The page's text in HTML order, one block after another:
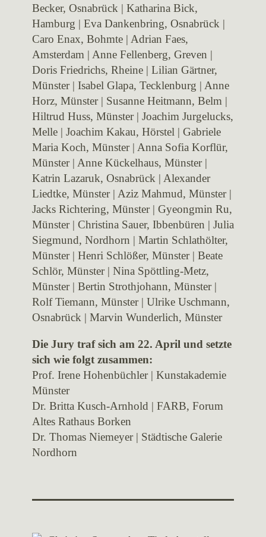
Becker, Osnabrück | Katharina Bick,
Hamburg | Eva Dankenbring, Osnabrück |
Caro Enax, Bohmte | Adrian Faes,
Amsterdam | Anne Fellenberg, Greven |
Doris Friedrichs, Rheine | Lilian Gärtner,
Münster | Isabel Glapa, Tecklenburg | Anne
Horz, Münster | Susanne Heitmann, Belm |
Hiltrud Huss, Münster | Joachim Jurgelucks,
Melle | Joachim Kakau, Hörstel | Gabriele
Maria Koch, Münster | Anna Sofia Korflür,
Münster | Anne Kückelhaus, Münster |
Katrin Lazaruk, Osnabrück | Alexander
Liedtke, Münster | Aziz Mahmud, Münster |
Jacks Richtering, Münster | Gyeongmin Ru,
Münster | Christina Sauer, Ibbenbüren | Julia
Siegmund, Nordhorn | Martin Schlathölter,
Münster | Henri Schlößer, Münster | Beate
Schlör, Münster | Nina Spöttling-Metz,
Münster | Bertin Strothjohann, Münster |
Rolf Tiemann, Münster | Ulrike Uschmann,
Osnabrück | Marvin Wunderlich, Münster
Die Jury traf sich am 22. April und setzte
sich wie folgt zusammen:
Prof. Irene Hohenbüchler | Kunstakademie
Münster
Dr. Britta Kusch-Arnhold | FARB, Forum
Altes Rathaus Borken
Dr. Thomas Niemeyer | Städtische Galerie
Nordhorn